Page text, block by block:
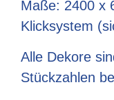
Maße: 2400 x
Klicksystem
Alle Dekore
Stückzahlen